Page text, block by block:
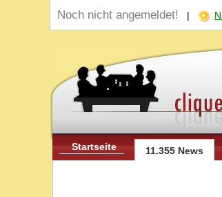
Noch nicht angemeldet! |
Startseite 11.355 News